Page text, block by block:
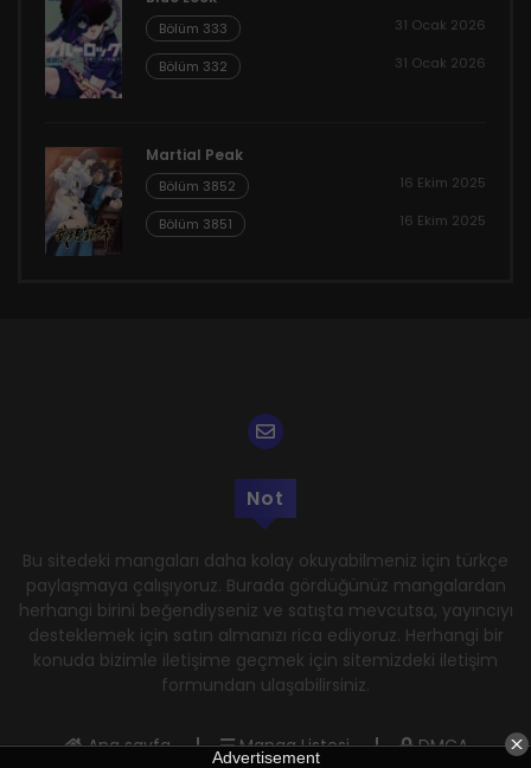
Bölüm 333 31 Ocak 2026
Bölüm 332 31 Ocak 2026
Martial Peak
Bölüm 3852 16 Ekim 2025
Bölüm 3851 16 Ekim 2025
Not
Bu sitedeki mangaları daha kolay okuyabilmeniz için türkçe
paylaşmaya çalışıyoruz. Burada gördüğünüz mangalardan
herhangi birini beğendiyseniz ve satışta mevcutsa, yayıncıyı
desteklemek için satın almanızı rica ediyoruz. Herhangi bir
konuda bizimle iletişime geçmek için sitemizdeki iletişim
formundan ulaşabilirsiniz.
Ana sayfa Manga Listesi
DMCA